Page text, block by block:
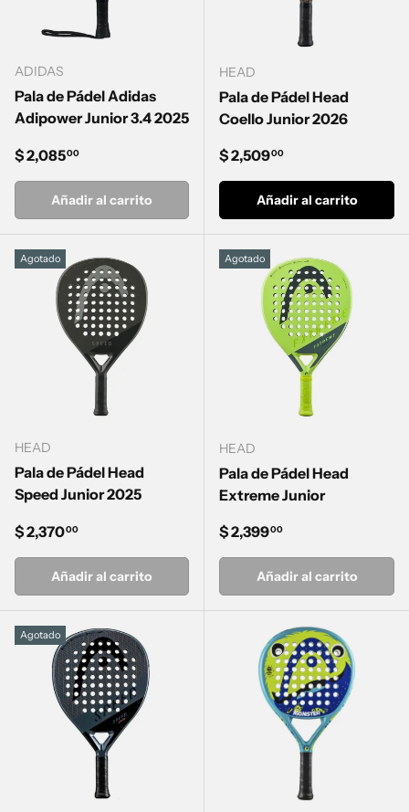
ADIDAS
Pala de Pádel Adidas
Adipower Junior 3.4 2025
Precio normal
$ 2,08500
Añadir al carrito
HEAD
Pala de Pádel Head
Coello Junior 2026
Precio normal
$ 2,50900
Añadir al carrito
Agotado
HEAD
Pala de Pádel Head
Speed Junior 2025
Precio normal
$ 2,37000
Añadir al carrito
Agotado
HEAD
Pala de Pádel Head
Extreme Junior
Precio normal
$ 2,39900
Añadir al carrito
Agotado